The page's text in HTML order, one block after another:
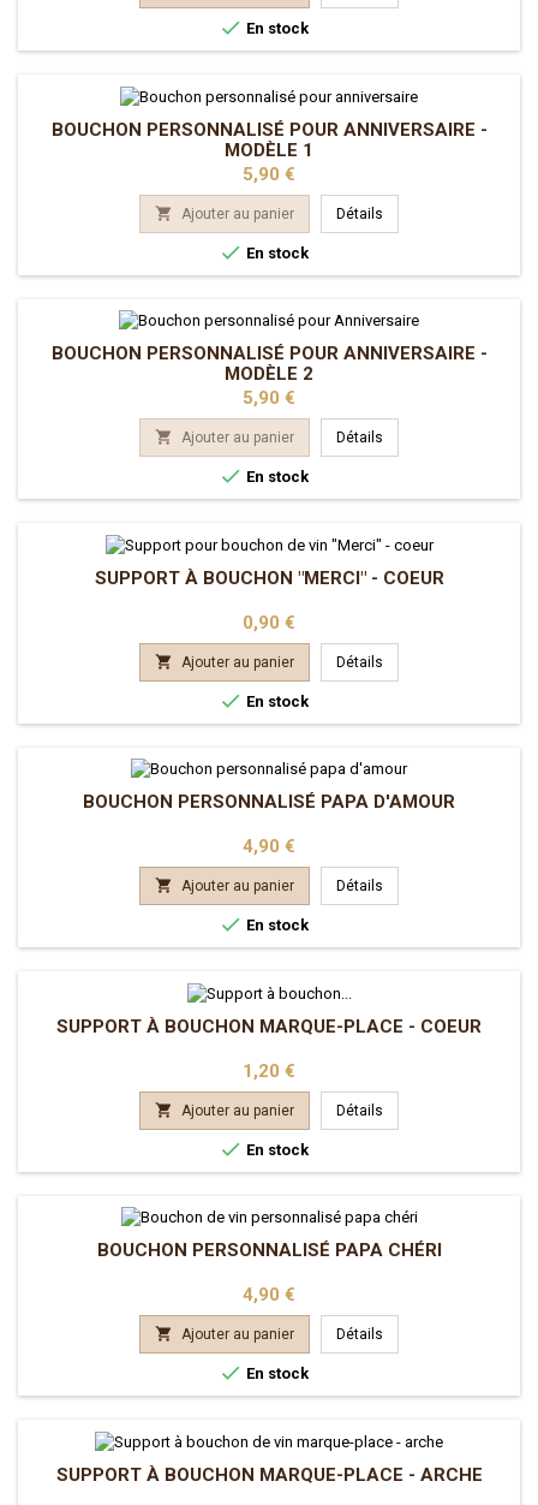
 En stock
BOUCHON PERSONNALISÉ POUR ANNIVERSAIRE -
MODÈLE 1
Prix
5,90 €
 Ajouter au panier Détails
 En stock
BOUCHON PERSONNALISÉ POUR ANNIVERSAIRE -
MODÈLE 2
Prix
5,90 €
 Ajouter au panier Détails
 En stock
SUPPORT À BOUCHON "MERCI" - COEUR
Prix
0,90 €
 Ajouter au panier Détails
 En stock
BOUCHON PERSONNALISÉ PAPA D'AMOUR
Prix
4,90 €
 Ajouter au panier Détails
 En stock
SUPPORT À BOUCHON MARQUE-PLACE - COEUR
Prix
1,20 €
 Ajouter au panier Détails
 En stock
BOUCHON PERSONNALISÉ PAPA CHÉRI
Prix
4,90 €
 Ajouter au panier Détails
 En stock
SUPPORT À BOUCHON MARQUE-PLACE - ARCHE